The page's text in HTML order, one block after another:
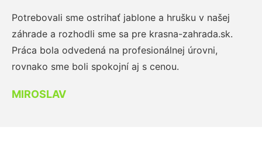
Potrebovali sme ostrihať jablone a hrušku v našej
záhrade a rozhodli sme sa pre krasna-zahrada.sk.
Práca bola odvedená na profesionálnej úrovni,
rovnako sme boli spokojní aj s cenou.
MIROSLAV